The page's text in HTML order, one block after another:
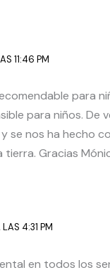
11:46 PM
para
para niños. De
se nos ha hecho
Gracias
4:31 PM
en todos los